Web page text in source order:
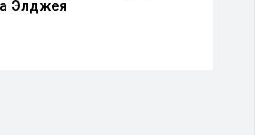
Элджея